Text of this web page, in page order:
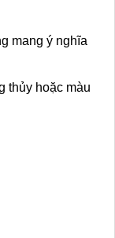
mang ý nghĩa
thủy hoặc màu